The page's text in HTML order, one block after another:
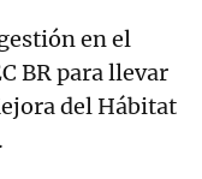
en el
BR para llevar
del Hábitat